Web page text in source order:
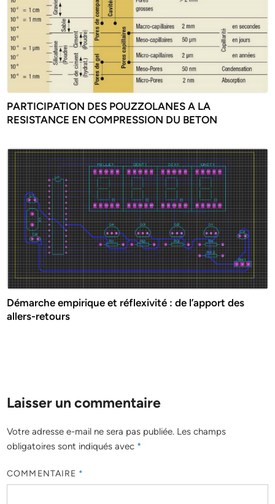
PARTICIPATION DES POUZZOLANES A LA
RESISTANCE EN COMPRESSION DU BETON
Démarche empirique et réflexivité : de l’apport des
allers-retours
Laisser un commentaire
Votre adresse e-mail ne sera pas publiée. Les champs
obligatoires sont indiqués avec *
COMMENTAIRE *